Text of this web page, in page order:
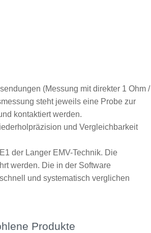
(Messung mit direkter 1 Ohm /
steht jeweils eine Probe zur
kontaktiert werden.
und Vergleichbarkeit
der Langer EMV-Technik. Die
werden. Die in der Software
und systematisch verglichen
Produkte